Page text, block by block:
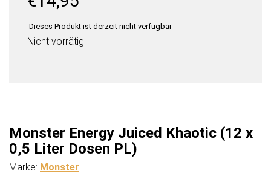
Dieses Produkt ist derzeit nicht verfügbar
Nicht vorrätig
Monster Energy Juiced Khaotic (12 x
0,5 Liter Dosen PL)
Marke: Monster